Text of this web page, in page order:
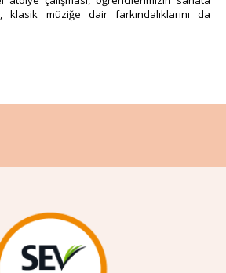
klasik müziğe dair farkındalıklarını da